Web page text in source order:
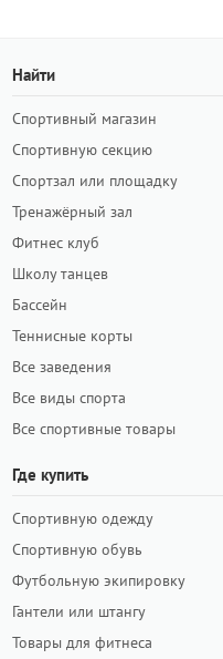
Найти
Спортивный магазин
Спортивную секцию
Спортзал или площадку
Тренажёрный зал
Фитнес клуб
Школу танцев
Бассейн
Теннисные корты
Все заведения
Все виды спорта
Все спортивные товары
Где купить
Спортивную одежду
Спортивную обувь
Футбольную экипировку
Гантели или штангу
Товары для фитнеса